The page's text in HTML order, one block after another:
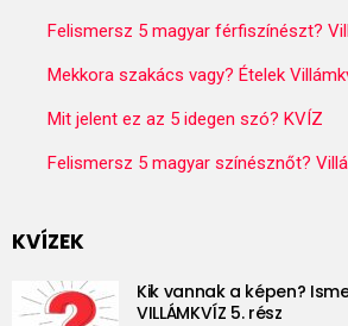
Felismersz 5 magyar férfiszínészt?
Mekkora szakács vagy? Ételek
Mit jelent ez az 5 idegen szó? KVÍZ
Felismersz 5 magyar színésznőt?
KVÍZEK
Kik vannak a képen?
VILLÁMKVÍZ 5. rész